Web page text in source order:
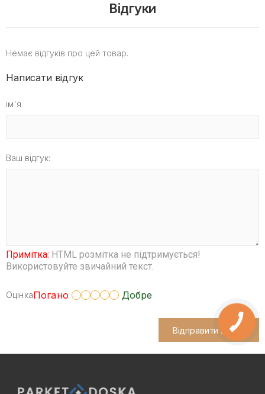
Відгуки
Немає відгуків про цей товар.
Написати відгук
ім'я
Ваш відгук:
Примітка: HTML розмітка не підтримується!
Використовуйте звичайний текст.
ОцінкаПогано Добре
Відправити відгук